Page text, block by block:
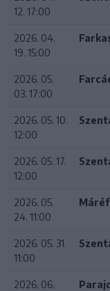
12. 17:00
2026. 04.
19. 15:00
2026. 05.
03. 17:00
2026. 05. 10.
12:00
2026. 05. 17.
12:00
2026. 05.
24. 11:00
2026. 05. 31.
11:00
2026. 06.